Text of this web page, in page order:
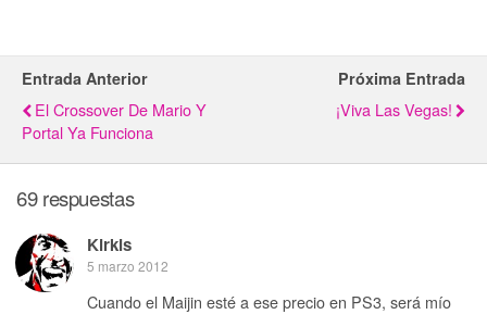
Entrada Anterior
El Crossover De Mario Y
Portal Ya Funciona
Próxima Entrada
¡Viva Las Vegas!
69 respuestas
Kirkis
5 marzo 2012
Cuando el Maijin esté a ese precio en PS3, será mío